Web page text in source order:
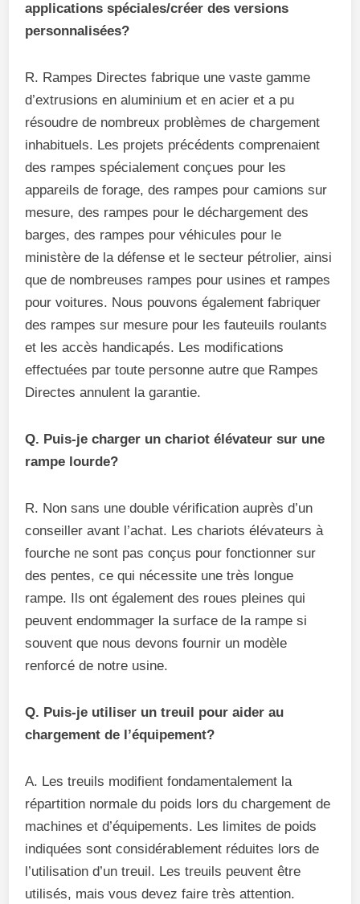
applications spéciales/créer des versions
personnalisées?
R. Rampes Directes fabrique une vaste gamme
d’extrusions en aluminium et en acier et a pu
résoudre de nombreux problèmes de chargement
inhabituels. Les projets précédents comprenaient
des rampes spécialement conçues pour les
appareils de forage, des rampes pour camions sur
mesure, des rampes pour le déchargement des
barges, des rampes pour véhicules pour le
ministère de la défense et le secteur pétrolier, ainsi
que de nombreuses rampes pour usines et rampes
pour voitures. Nous pouvons également fabriquer
des rampes sur mesure pour les fauteuils roulants
et les accès handicapés. Les modifications
effectuées par toute personne autre que Rampes
Directes annulent la garantie.
Q. Puis-je charger un chariot élévateur sur une
rampe lourde?
R. Non sans une double vérification auprès d’un
conseiller avant l’achat. Les chariots élévateurs à
fourche ne sont pas conçus pour fonctionner sur
des pentes, ce qui nécessite une très longue
rampe. Ils ont également des roues pleines qui
peuvent endommager la surface de la rampe si
souvent que nous devons fournir un modèle
renforcé de notre usine.
Q. Puis-je utiliser un treuil pour aider au
chargement de l’équipement?
A. Les treuils modifient fondamentalement la
répartition normale du poids lors du chargement de
machines et d’équipements. Les limites de poids
indiquées sont considérablement réduites lors de
l’utilisation d’un treuil. Les treuils peuvent être
utilisés, mais vous devez faire très attention.